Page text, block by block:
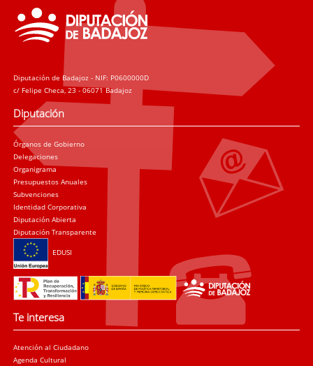
Diputación de Badajoz - NIF: P0600000D
c/ Felipe Checa, 23 - 06071 Badajoz
Diputación
Órganos de Gobierno
Delegaciones
Organigrama
Presupuestos Anuales
Subvenciones
Identidad Corporativa
Diputación Abierta
Diputación Transparente
EDUSI
Te interesa
Atención al Ciudadano
Agenda Cultural